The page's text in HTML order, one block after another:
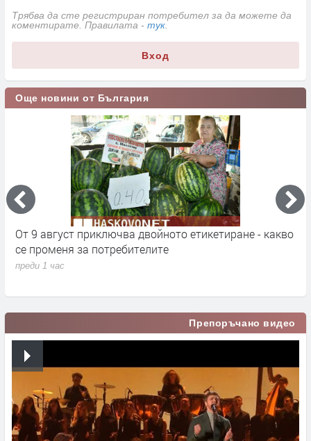
Трябва да сте регистриран потребител за да можете да
коментирате. Правилата - тук
Вход
Още новини от България
От 9 август приключва двойното етикетиране - какво
се променя за потребителите
преди 1 час
Препоръчано видео